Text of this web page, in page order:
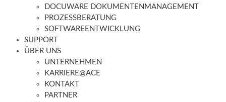
DOCUWARE DOKUMENTENMANAGEMENT
PROZESSBERATUNG
SOFTWAREENTWICKLUNG
SUPPORT
ÜBER UNS
UNTERNEHMEN
KARRIERE@ACE
KONTAKT
PARTNER